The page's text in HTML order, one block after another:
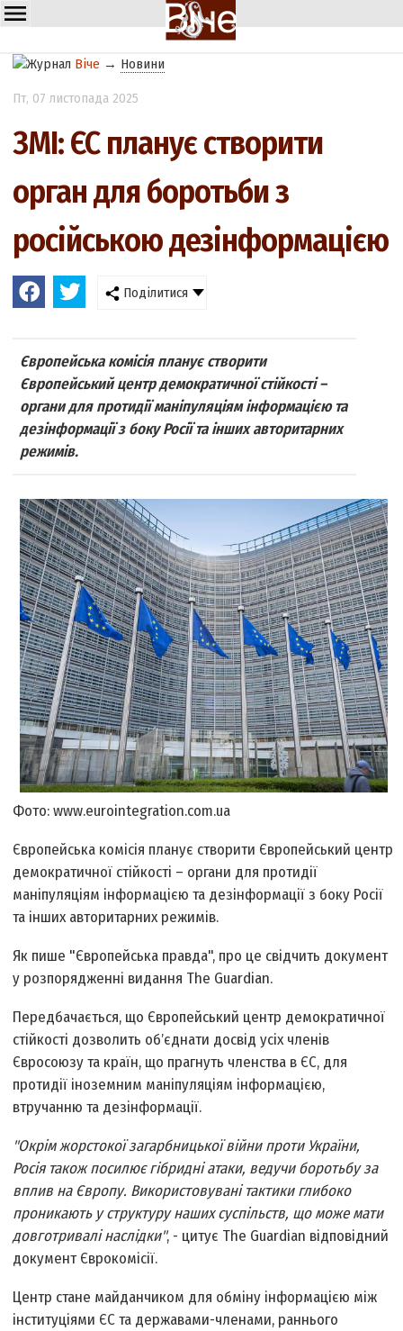
Віче → Новини
Пт, 07 листопада 2025
ЗМІ: ЄС планує створити
орган для боротьби з
російською дезінформацією
Поділитися
Європейська комісія планує створити
Європейський центр демократичної стійкості –
органи для протидії маніпуляціям інформацією та
дезінформації з боку Росії та інших авторитарних
режимів.
Фото: www.eurointegration.com.ua
Європейська комісія планує створити Європейський центр
демократичної стійкості – органи для протидії
маніпуляціям інформацією та дезінформації з боку Росії
та інших авторитарних режимів.
Як пише "Європейська правда", про це свідчить документ
у розпорядженні видання The Guardian.
Передбачається, що Європейський центр демократичної
стійкості дозволить обʼєднати досвід усіх членів
Євросоюзу та країн, що прагнуть членства в ЄС, для
протидії іноземним маніпуляціям інформацією,
втручанню та дезінформації.
"Окрім жорстокої загарбницької війни проти України,
Росія також посилює гібридні атаки, ведучи боротьбу за
вплив на Європу. Використовувані тактики глибоко
проникають у структуру наших суспільств, що може мати
довготривалі наслідки", - цитує The Guardian відповідний
документ Єврокомісії.
Центр стане майданчиком для обміну інформацією між
інституціями ЄС та державами-членами, раннього